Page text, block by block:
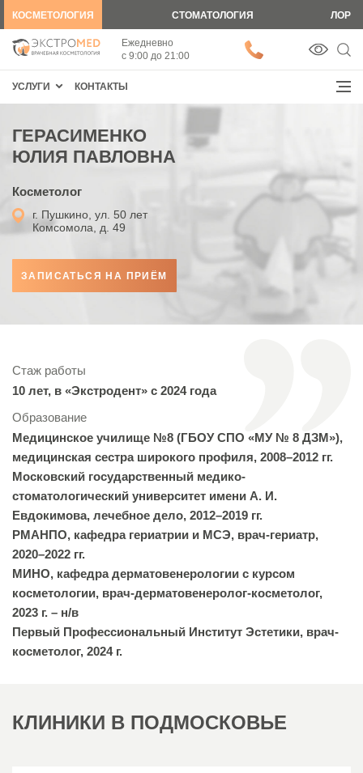
КОСМЕТОЛОГИЯ СТОМАТОЛОГИЯ ЛОР
Ежедневно
c 9:00 до 21:00
УСЛУГИ КОНТАКТЫ
ГЕРАСИМЕНКО
ЮЛИЯ ПАВЛОВНА
Косметолог
г. Пушкино, ул. 50 лет
Комсомола, д. 49
ЗАПИСАТЬСЯ НА ПРИЁМ
Стаж работы
10 лет, в «Экстродент» с 2024 года
Образование
Медицинское училище №8 (ГБОУ СПО «МУ № 8 ДЗМ»),
медицинская сестра широкого профиля, 2008–2012 гг.
Московский государственный медико-
стоматологический университет имени А. И.
Евдокимова, лечебное дело, 2012–2019 гг.
РМАНПО, кафедра гериатрии и МСЭ, врач-гериатр,
2020–2022 гг.
МИНО, кафедра дерматовенерологии с курсом
косметологии, врач-дерматовенеролог-косметолог,
2023 г. – н/в
Первый Профессиональный Институт Эстетики, врач-
косметолог, 2024 г.
КЛИНИКИ В ПОДМОСКОВЬЕ